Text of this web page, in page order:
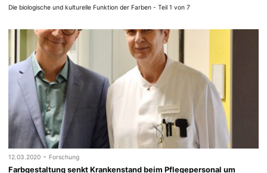
Die biologische und kulturelle Funktion der Farben - Teil 1 von 7
12.03.2020 - Forschung
Farbgestaltung senkt Krankenstand beim Pflegepersonal um